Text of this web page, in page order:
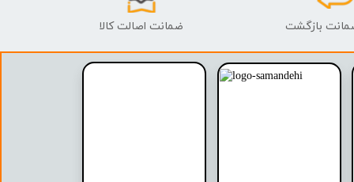
ضمانت اصالت کالا